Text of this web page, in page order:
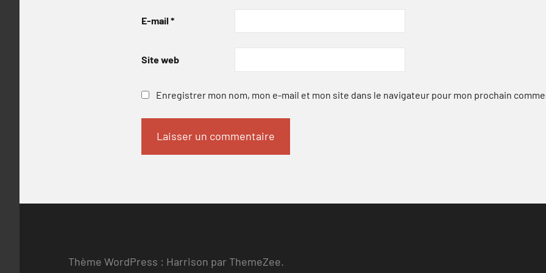
E-mail *
Site web
Enregistrer mon nom, mon e-mail et mon site dans le navigateur pour mon prochain
Thème WordPress : Harrison par ThemeZee.